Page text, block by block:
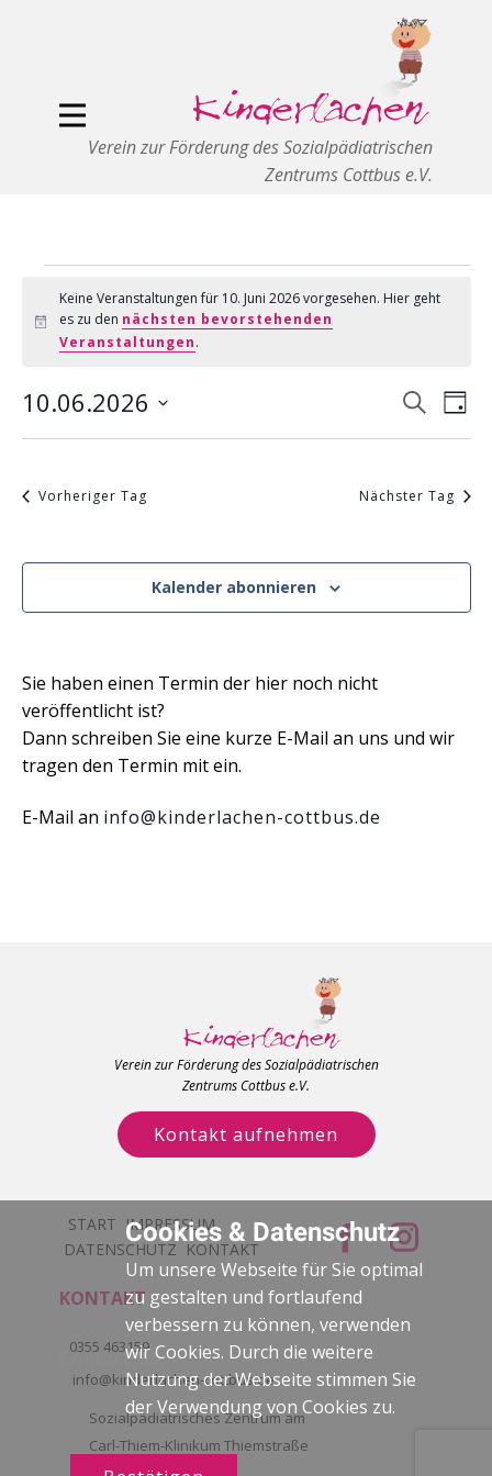
Verein zur Förderung des Sozialpädiatrischen
Zentrums Cottbus e.V.
Veranstaltungen
für
Juni
2026
Hinweis
Keine Veranstaltungen für 10. Juni 2026 vorgesehen. Hier geht
es zu den nächsten bevorstehenden
Veranstaltungen.
Suche
SucheTag
10.06.2026
Datum
Vorheriger Tag Nächster Tag
Kalender abonnieren
Sie haben einen Termin der hier noch nicht
veröffentlicht ist?
Dann schreiben Sie eine kurze E-Mail an uns und wir
tragen den Termin mit ein.
E-Mail an info@kinderlachen-cottbus.de
Verein zur Förderung des Sozialpädiatrischen
Zentrums Cottbus e.V.
Kontakt aufnehmen
START IMPRESSUM
DATENSCHUTZ KONTAKT
KONTAKT
Contact Us
0355 463159
info@kinderlachen-cottbus.de
Sozialpädiatrisches Zentrum am
Carl-Thiem-Klinikum Thiemstraße
Cookies & Datenschutz
Um unsere Webseite für Sie optimal
zu gestalten und fortlaufend
verbessern zu können, verwenden
wir Cookies. Durch die weitere
Nutzung der Webseite stimmen Sie
der Verwendung von Cookies zu.